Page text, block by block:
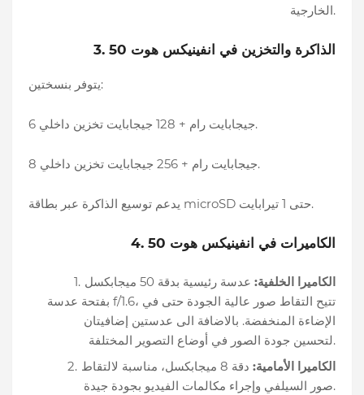
الخارجية.
3. الذاكرة والتخزين في انفينيكس هوت 50
يتوفر بنسختين:
6 جيجابايت رام + 128 جيجابايت تخزين داخلي.
8 جيجابايت رام + 256 جيجابايت تخزين داخلي.
يدعم توسيع الذاكرة عبر بطاقة microSD حتى 1 تيرابايت.
4. الكاميرات في انفينيكس هوت 50
الكاميرا الخلفية:
عدسة رئيسية بدقة 50 ميجابكسل
بفتحة عدسة f/1.6، تتيح التقاط صور عالية الجودة حتى في
الإضاءة المنخفضة. بالاضافة الى عدستين إضافيتان
لتحسين جودة الصور في أوضاع التصوير المختلفة.
الكاميرا الأمامية:
دقة 8 ميجابكسل، مناسبة لالتقاط
صور السيلفي وإجراء مكالمات الفيديو بجودة جيدة.